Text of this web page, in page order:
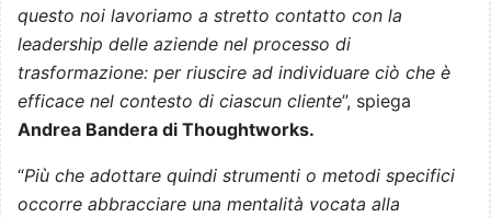
questo noi lavoriamo a stretto contatto con la
leadership delle aziende nel processo di
trasformazione: per riuscire ad individuare ciò che è
efficace nel contesto di ciascun cliente”, spiega
Andrea Bandera di Thoughtworks.
“Più che adottare quindi strumenti o metodi specifici
occorre abbracciare una mentalità vocata alla